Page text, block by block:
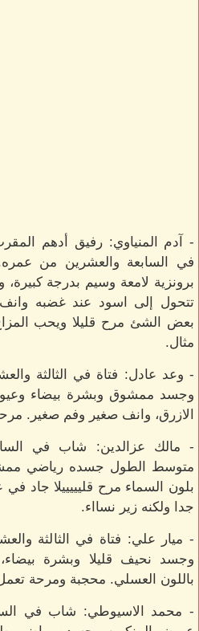
- آدم المنياوي: رفيق أدهم
في السابعة والعشرين من
برونزية لامعة وسيم بدرجة كبيرة،
تتحول إلى اسود عند غضبه
بعض الشئ مرح قليلا ويحب
مثال.
- وعد عادل: فتاة في الثالثة
وجسد ممشوق وبشرة بيضاء
الازرق، وانف صغير وفم صغير.
- مالك عزالدين: شاب في
متوسط الطول جسده رياضي
بلون السماء مرح قليييييلا جاد
جدا ولكنه زير نسااء.
- ميار علي: فتاة في الثالثة
وجسد نحيف قليلا وبشرة
باللون العسلي. محجبة ومرحة
- محمد الاسيوطي: شاب في